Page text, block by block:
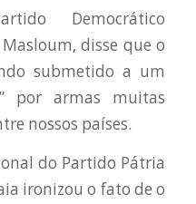
Democrático
disse que o
submetido a um
por armas muitas
nossos países.
do Partido Pátria
ironizou o fato de o